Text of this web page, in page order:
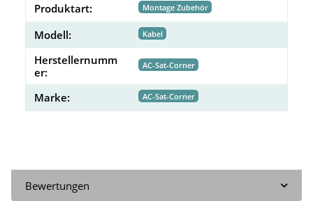
Produktart: Montage Zubehör
Modell: Kabel
Herstellernumm
er:
AC-Sat-Corner
Marke: AC-Sat-Corner
Bewertungen